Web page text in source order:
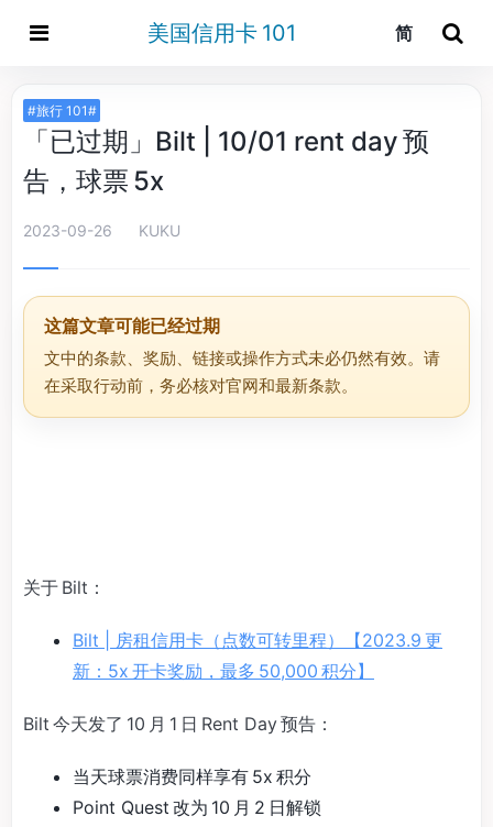
美国信用卡 101 简
#旅行 101#
「已过期」Bilt | 10/01 rent day 预
告，球票 5x
2023-09-26 KUKU
这篇文章可能已经过期
文中的条款、奖励、链接或操作方式未必仍然有效。请
在采取行动前，务必核对官网和最新条款。
关于 Bilt：
Bilt | 房租信用卡（点数可转里程）【2023.9 更
新：5x 开卡奖励，最多 50,000 积分】
Bilt 今天发了 10 月 1 日 Rent Day 预告：
当天球票消费同样享有 5x 积分
Point Quest 改为 10 月 2 日解锁